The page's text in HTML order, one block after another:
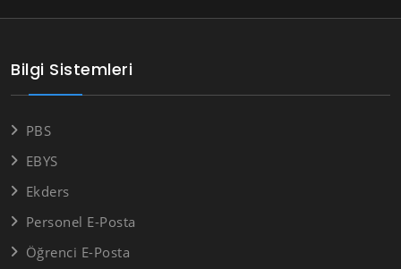
Bilgi Sistemleri
PBS
EBYS
Ekders
Personel E-Posta
Öğrenci E-Posta